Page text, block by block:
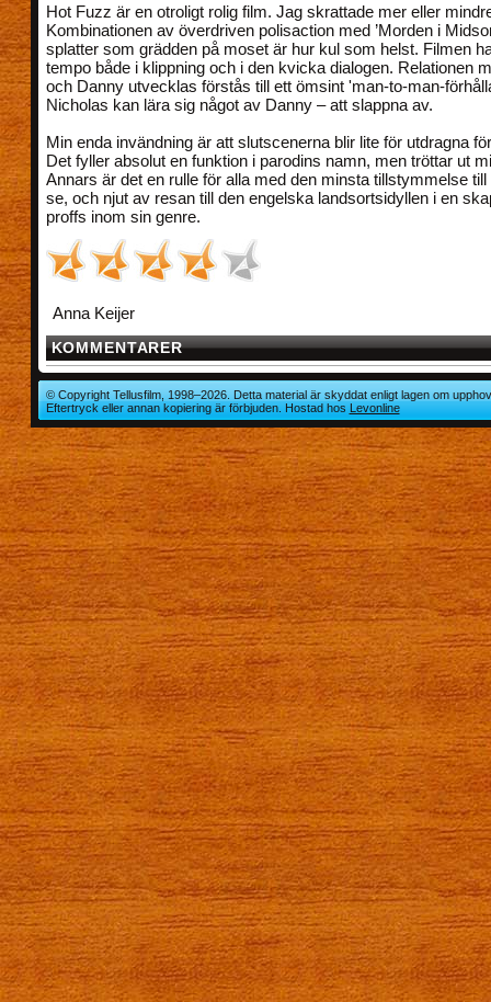
Hot Fuzz är en otroligt rolig film. Jag skrattade mer eller
Kombinationen av överdriven polisaction med ’Morden i
splatter som grädden på moset är hur kul som helst. Filmen
tempo både i klippning och i den kvicka dialogen. Relationen
och Danny utvecklas förstås till ett ömsint 'man-to-man-
Nicholas kan lära sig något av Danny – att slappna av.
Min enda invändning är att slutscenerna blir lite för utdragna
Det fyller absolut en funktion i parodins namn, men tröttar ut
Annars är det en rulle för alla med den minsta tillstymmelse
se, och njut av resan till den engelska landsortsidyllen i en
proffs inom sin genre.
Anna Keijer
KOMMENTARER
© Copyright Tellusfilm, 1998–2026. Detta material är skyddat enligt lagen om
Eftertryck eller annan kopiering är förbjuden. Hostad hosLevonline